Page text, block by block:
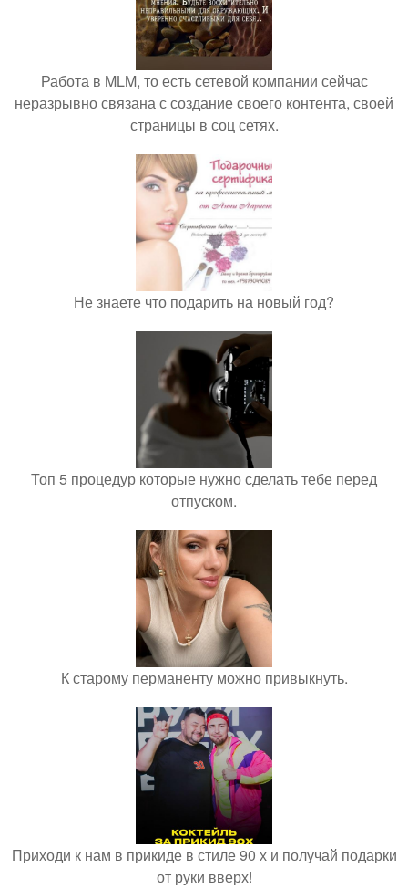
Работа в MLM, то есть сетевой компании сейчас
неразрывно связана с создание своего контента, своей
страницы в соц сетях.
Не знаете что подарить на новый год?
Топ 5 процедур которые нужно сделать тебе перед
отпуском.
К старому перманенту можно привыкнуть.
Приходи к нам в прикиде в стиле 90 х и получай подарки
от руки вверх!